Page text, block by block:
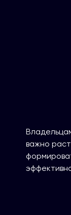
важно